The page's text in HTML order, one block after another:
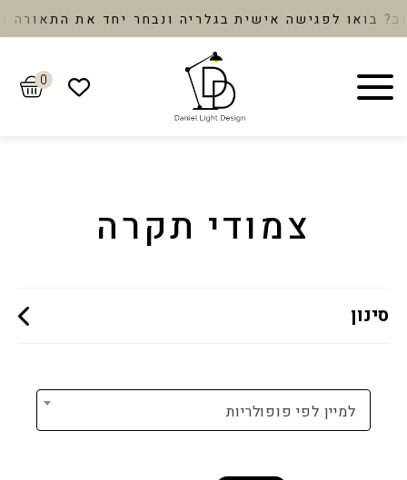
לפגישה אישית בגלריה ונבחר יחד את התאורה
0
צמודי תקרה
סינון
למיין לפי פופולריות